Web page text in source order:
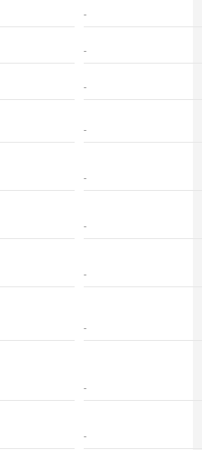
-
-
-
-
-
-
-
-
-
-